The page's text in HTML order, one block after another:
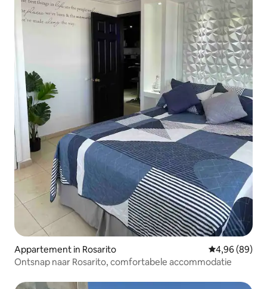
Appartement in Rosarito Gemiddelde
4,96 (89)
Ontsnap naar Rosarito, comfortabele accommodatie